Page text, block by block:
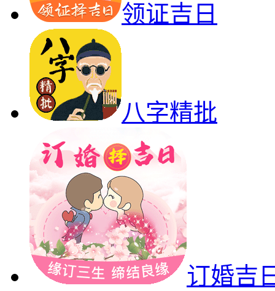
领证吉日
八字精批
订婚吉